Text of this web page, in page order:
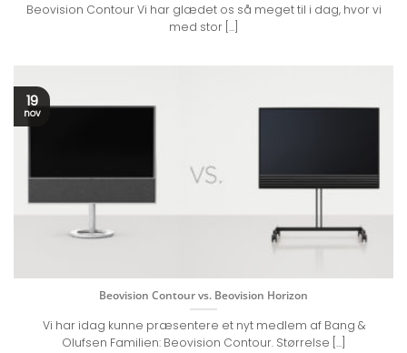
Beovision Contour Vi har glædet os så meget til i dag, hvor vi
med stor [...]
Beovision Contour vs. Beovision Horizon
Vi har idag kunne præsentere et nyt medlem af Bang &
Olufsen Familien: Beovision Contour. Størrelse [...]
19
nov